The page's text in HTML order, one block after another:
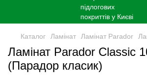
Каталог Ламінат Ламінат Parador
Ламінат Parador Classic
(Парадор класик)